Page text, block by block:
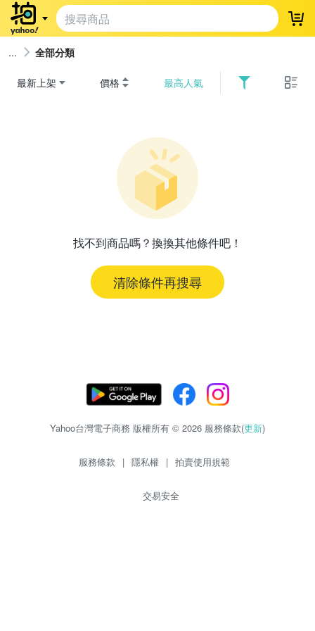
登
全部分類
最新上架 價格 最高人氣
找不到商品嗎？換換其他條件吧！
清除條件再搜尋
Yahoo台灣電子商務 版權所有 © 2026 服務條款(更新)
服務條款 | 隱私權 | 拍賣使用規範
交易安全